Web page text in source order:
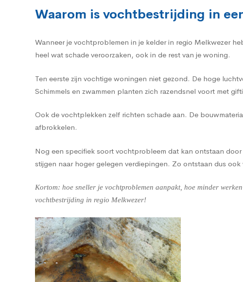
Waarom is vochtbestrijding in
Wanneer je vochtproblemen in je kelder in regio Melkwezer
heel wat schade veroorzaken, ook in de rest van je woning.
Ten eerste zijn vochtige woningen niet gezond. De hoge
Schimmels en zwammen planten zich razendsnel voort met
Ook de vochtplekken zelf richten schade aan. De
afbrokkelen.
Nog een specifiek soort vochtprobleem dat kan ontstaan
stijgen naar hoger gelegen verdiepingen. Zo ontstaan dus
Kortom: hoe sneller je vochtproblemen aanpakt, hoe minder
vochtbestrijding in regio Melkwezer!